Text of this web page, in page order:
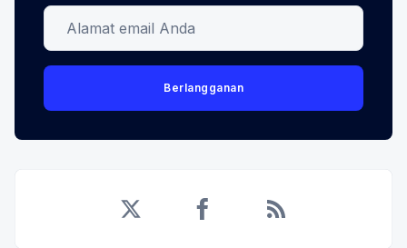
Alamat email Anda
Berlangganan